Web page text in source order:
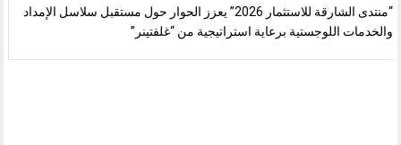
“منتدى الشارقة للاستثمار 2026” يعزز الحوار حول مستقبل سلاسل الإمداد
والخدمات اللوجستية برعاية استراتيجية من “غلفتينر”